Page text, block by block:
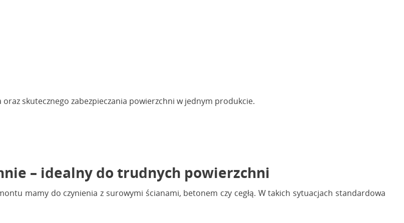
skutecznego zabezpieczania powierzchni w jednym produkcie.
– idealny do trudnych powierzchni
mamy do czynienia z surowymi ścianami, betonem czy cegłą. W takich sytuacjach standardowa